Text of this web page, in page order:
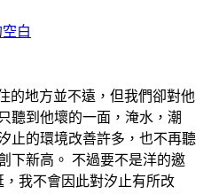
白
的地方並不遠，但我們卻對他
聽到他壞的一面，淹水，潮
止的環境改善許多，也不再聽
下新高。 不過要不是洋的邀
我不會因此對汐止有所改